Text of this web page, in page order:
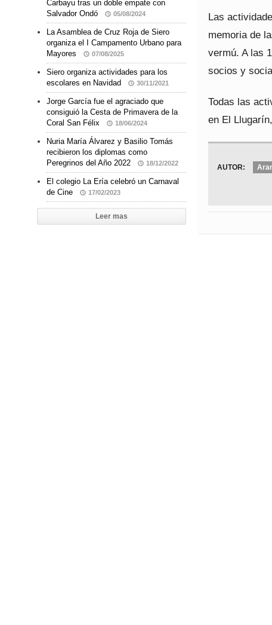
Las
memoria de
vermú. A las
socios y
Todas las
en El
AUTOR:
Carbayu tras un doble empate con
Salvador Ondó
05/08/2024
La Asamblea de Cruz Roja de Siero
organiza el I Campamento Urbano para
Mayores
07/08/2025
Siero organiza actividades para los
escolares en Navidad
30/11/2021
Jorge García fue el agraciado que
consiguió la Cesta de Primavera de la
Coral San Félix
18/06/2024
Nuria María Álvarez y Basilio Tomás
recibieron los diplomas como
Peregrinos del Año 2022
18/12/2022
El colegio La Ería celebró un Carnaval
de Cine
17/02/2023
Leer mas